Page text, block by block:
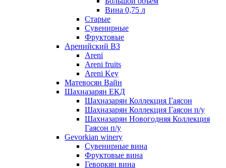
Вина 0,75 л
Старые
Сувенирные
Фруктовые
Аренийский ВЗ
Areni
Areni fruits
Areni Key
Матевосян Вайн
Шахназарян ЕКД
Шахназарян Коллекция Гаясон
Шахназарян Коллекция Гаясон п/у
Шахназарян Новогодняя Коллекция
Гаясон п/у
Gevorkian winery
Сувенирные вина
Фруктовые вина
Геворкян вина